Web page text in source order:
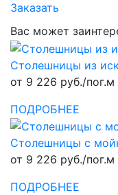
Заказать
Вас может
Столешницы из
от 9 226 руб./пог.м
ПОДРОБНЕЕ
Столешницы с
от 9 226 руб./пог.м
ПОДРОБНЕЕ